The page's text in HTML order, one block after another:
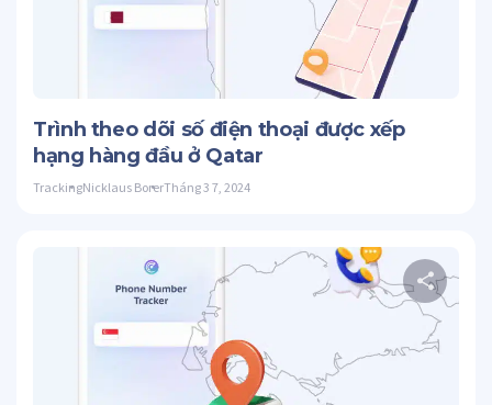
Trình theo dõi số điện thoại được xếp
hạng hàng đầu ở Qatar
TrackingNicklaus BorerTháng 3 7, 2024